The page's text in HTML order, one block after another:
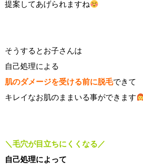
提案してあげられますね
そうするとお子さんは
自己処理による
肌のダメージを受ける前に脱毛できて
キレイなお肌のままいる事ができます
＼毛穴が目立ちにくくなる／
自己処理によって